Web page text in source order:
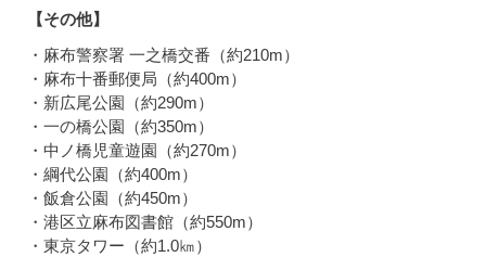
【その他】
・麻布警察署 一之橋交番（約210m）
・麻布十番郵便局（約400m）
・新広尾公園（約290m）
・一の橋公園（約350m）
・中ノ橋児童遊園（約270m）
・綱代公園（約400m）
・飯倉公園（約450m）
・港区立麻布図書館（約550m）
・東京タワー（約1.0㎞）